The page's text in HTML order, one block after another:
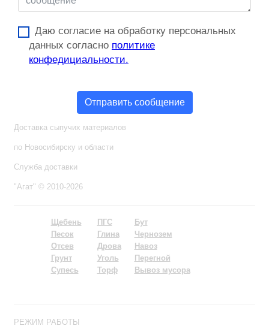
Даю согласие на обработку персональных
данных согласно политике
конфедициальности.
Отправить сообщение
Доставка сыпучих материалов
по Новосибирску и области
Служба доставки
"Агат" © 2010-2026
Щебень
Песок
Отсев
Грунт
Супесь
ПГС
Глина
Дрова
Уголь
Торф
Бут
Чернозем
Навоз
Перегной
Вывоз мусора
РЕЖИМ РАБОТЫ